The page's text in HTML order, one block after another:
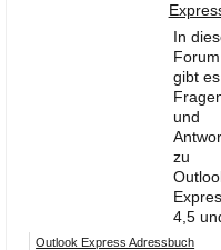
In
Forum
gibt es
und
zu
4,5
Outlook Express Adressbuch